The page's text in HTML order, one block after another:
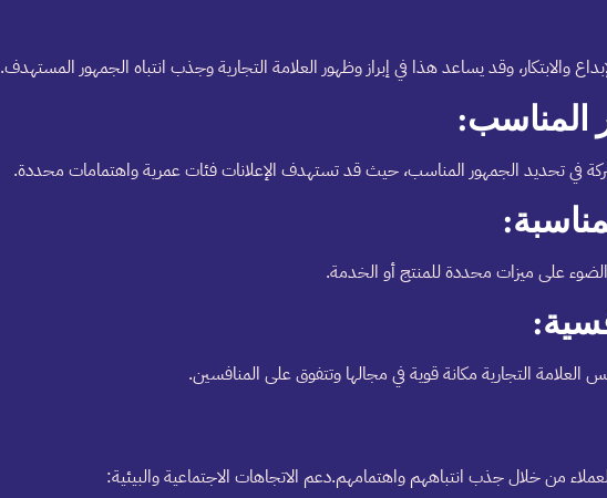
والابتكار، وقد يساعد هذا في إبراز وظهور العلامة التجارية وجذب انتباه الجمهور المستهدف.
المناسب:
في تحديد الجمهور المناسب، حيث قد تستهدف الإعلانات فئات عمرية واهتمامات محددة.
على ميزات محددة للمنتج أو الخدمة.
العلامة التجارية مكانة قوية في مجالها وتتفوق على المنافسين.
من خلال جذب انتباههم واهتمامهم.دعم الاتجاهات الاجتماعية والبيئية: